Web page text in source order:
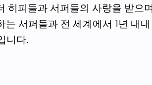
히피들과 서퍼들의 사랑을 받으
서퍼들과 전 세계에서 1년 내
니다.